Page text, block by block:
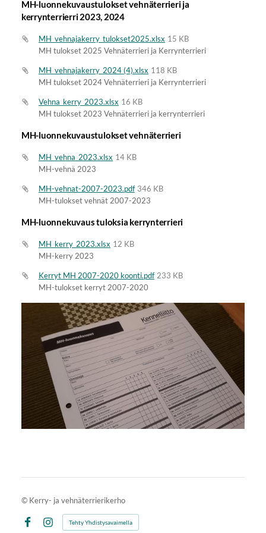
MH-luonnekuvaustulokset vehnäterrieri ja
kerrynterrierri 2023, 2024
MH_vehnajakerry_tulokset2025.xlsx 15 KB
MH tulokset 2025 Vehnäterrieri ja Kerrynterrieri
MH_vehnajakerry_2024 (4).xlsx 118 KB
MH tulokset 2024 Vehnäterrieri ja Kerrynterrieri
Vehna_kerry_2023.xlsx 16 KB
MH tulokset 2023 Vehnäterrieri ja kerrynterrieri
MH-luonnekuvaustulokset vehnäterrieri
MH_vehna_2023.xlsx 14 KB
MH-vehnä 2023
MH-vehnat-2007-2023.pdf 346 KB
MH-tulokset vehnät 2007-2023
MH-luonnekuvaus tuloksia kerrynterrieri
MH_kerry_2023.xlsx 12 KB
MH-kerry 2023
Kerryt MH 2007-2020 koonti.pdf 233 KB
MH-tulokset kerryt 2007-2020
© Kerry- ja vehnäterrierikerho
Instagram
Tehty Yhdistysavaimella